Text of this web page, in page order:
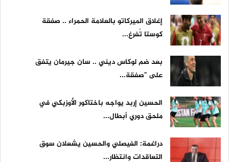
إغلاق الميركاتو بالعلامة الحمراء .. صفقة
كوستا تُفرغ...
بعد ضم لوكاس ديني .. سان جيرمان يتفق
على "صفقة...
الحسين إربد يواجه باختاكور الأوزبكي في
ملحق دوري أبطال...
دراغمة: الفيصلي والحسين يشعلان سوق
التعاقدات وانتظار...